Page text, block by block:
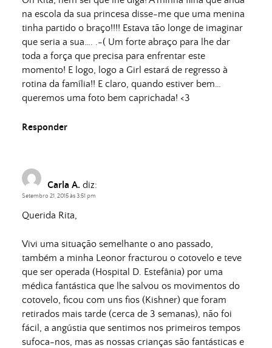
na escola da sua princesa disse-me que uma menina
tinha partido o braço!!!! Estava tão longe de imaginar
que seria a sua…. .-( Um forte abraço para lhe dar
toda a força que precisa para enfrentar este
momento! E logo, logo a Girl estará de regresso à
rotina da família!! E claro, quando estiver bem…
queremos uma foto bem caprichada! <3
Responder
Carla A. diz:
Setembro 21, 2015 às 3:51 pm
Querida Rita,
Vivi uma situação semelhante o ano passado,
também a minha Leonor fracturou o cotovelo e teve
que ser operada (Hospital D. Estefânia) por uma
médica fantástica que lhe salvou os movimentos do
cotovelo, ficou com uns fios (Kishner) que foram
retirados mais tarde (cerca de 3 semanas), não foi
fácil, a angústia que sentimos nos primeiros tempos
sufoca-nos, mas as nossas crianças são fantásticas e